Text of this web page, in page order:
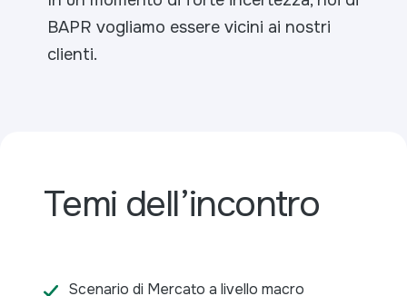
BAPR vogliamo essere vicini ai nostri
clienti.
Temi dell’incontro
Scenario di Mercato a livello macro